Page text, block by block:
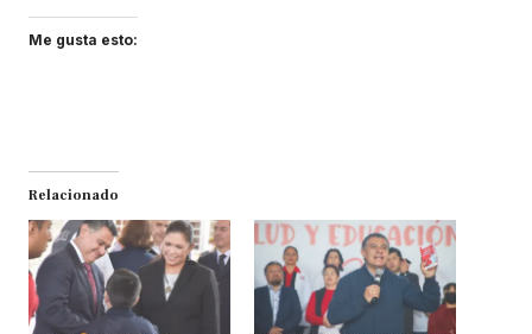
Me gusta esto:
Relacionado